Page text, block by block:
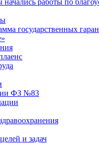
работы по
государственных
ФЗ №83
и задач